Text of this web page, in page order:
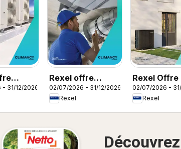
31/12/2026
Rexel offre
ventilation
02/07/2026 - 31/12/2026
Rexel
Rexel Offre
02/07/2026 -
Rexel